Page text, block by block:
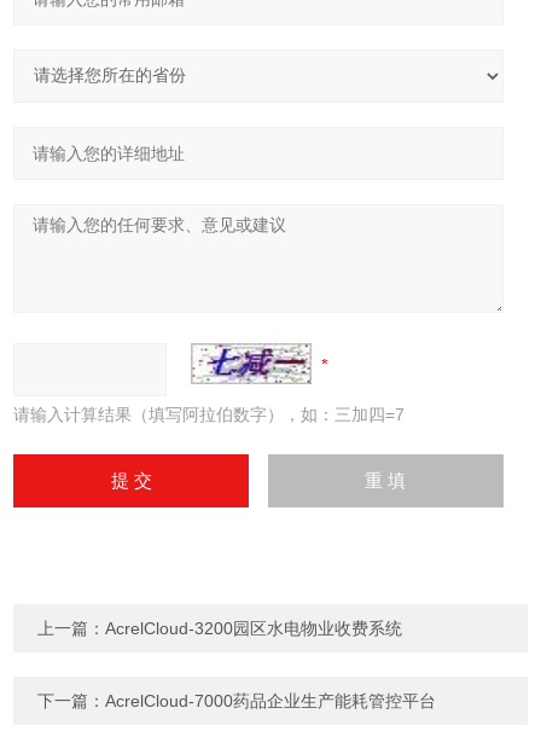
请输入计算结果（填写阿拉伯数字），如：三加四=7
上一篇：AcrelCloud-3200园区水电物业收费系统
下一篇：AcrelCloud-7000药品企业生产能耗管控平台